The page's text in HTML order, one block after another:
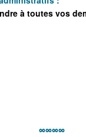
à toutes vos
∞∞∞∞